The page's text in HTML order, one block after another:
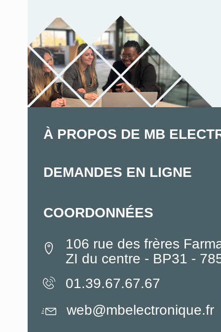
À PROPOS DE MB
DEMANDES EN LIGNE
COORDONNÉES
106 rue des frères
ZI du centre - BP31 -
01.39.67.67.67
web@mbelectronique.fr